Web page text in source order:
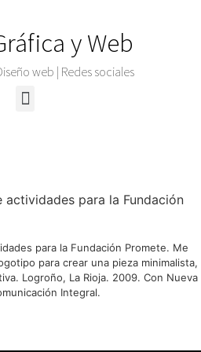
y Web
web | Redes sociales
para la Fundación Promete. Me
para crear una pieza minimalista,
Logroño, La Rioja. 2009. Con Nueva
Integral.